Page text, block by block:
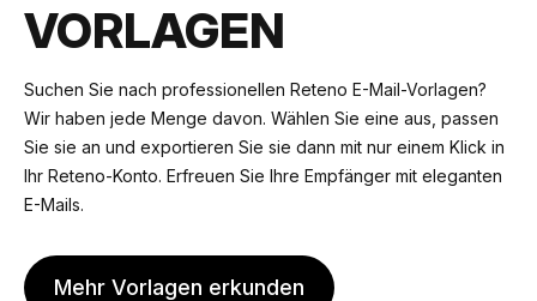
VORLAGEN
Suchen Sie nach professionellen Reteno E-Mail-Vorlagen?
Wir haben jede Menge davon. Wählen Sie eine aus, passen
Sie sie an und exportieren Sie sie dann mit nur einem Klick in
Ihr Reteno-Konto. Erfreuen Sie Ihre Empfänger mit eleganten
E-Mails.
Mehr Vorlagen erkunden